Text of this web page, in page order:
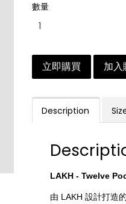
數量
立即購買 加入
Description
LAKH - Twelve
由 LAKH 設計打造的